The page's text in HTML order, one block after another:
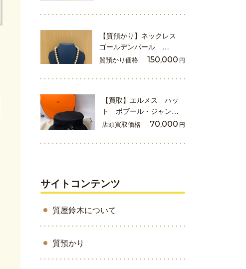
【質預かり】ネックレス
ゴールデンパール …
質預かり価格 150,000 円
【買取】エルメス ハッ
ト ボブール・ジャン…
店頭買取価格 70,000 円
サイトコンテンツ
質屋鈴木について
質預かり